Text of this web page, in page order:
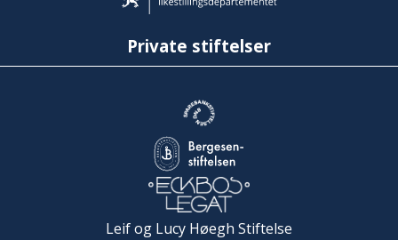
Private stiftelser
Leif og Lucy Høegh Stiftelse